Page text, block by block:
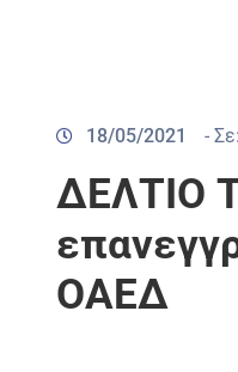
18/05/2021 - Σε:
ΔΕΛΤΙΟ
ΟΑΕΔ